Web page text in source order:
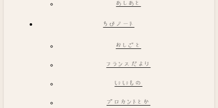
あしあと
ちびノート
おしごと
フランスだより
いいもの
ブロカントとか